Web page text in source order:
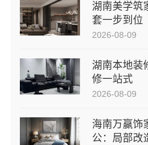
湖南美学筑
套一步到位
2026-08-09
湖南本地装
修一站式
2026-08-09
海南万赢饰
公：局部改